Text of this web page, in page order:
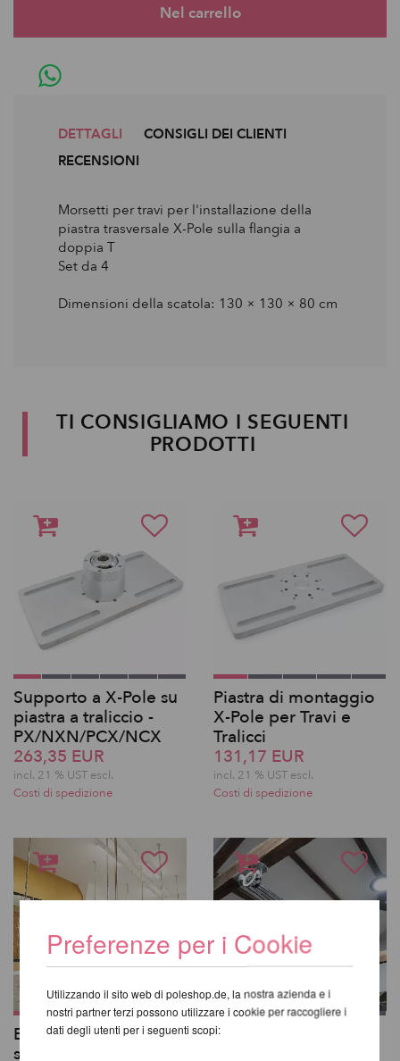
DETTAGLI
CONSIGLI DEI CLIENTI
RECENSIONI
Morsetti per travi per l'installazione della
piastra trasversale X-Pole sulla flangia a
doppia T
Set da 4
Dimensioni della scatola: 130 × 130 × 80 cm
TI CONSIGLIAMO I SEGUENTI
PRODOTTI
Supporto a X-Pole su
piastra a traliccio -
PX/NXN/PCX/NCX
263,35 EUR
incl. 21 % UST escl.
Costi di spedizione
Piastra di montaggio
X-Pole per Travi e
Tralicci
131,17 EUR
incl. 21 % UST escl.
Costi di spedizione
BUILD-A-POLE X-Pole
su misura fino a 4,5 m
Sistema PoleAway©
Preferenze per i Cookie
Utilizzando il sito web di poleshop.de, la nostra azienda e i
nostri partner terzi possono utilizzare i cookie per raccogliere i
dati degli utenti per i seguenti scopi: